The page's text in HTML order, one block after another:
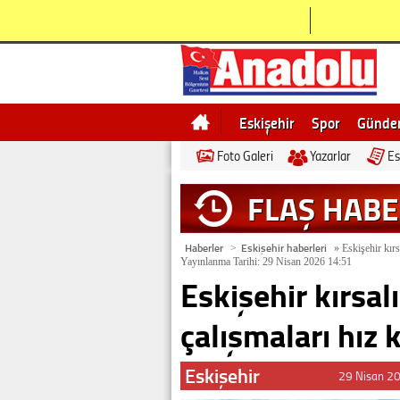
Eskişehir Spor
Bilecik
Ne demek
Foto Galeri Yazarlar
FLAŞ
Haberler > Eskişehir haberleri » Eskişehir
Yayınlanma Tarihi: 29 Nisan 2026 14:51
Eskişehir
çalışmaları hız
Eskişehir 29 Nisan